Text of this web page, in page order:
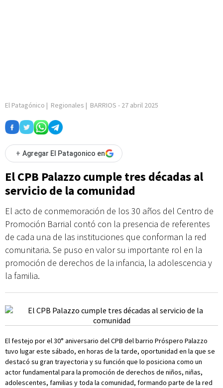
El Patagónico | Regionales | BARRIOS - 27 abril 2025
+ Agregar El Patagonico en
El CPB Palazzo cumple tres décadas al
servicio de la comunidad
El acto de conmemoración de los 30 años del Centro de
Promoción Barrial contó con la presencia de referentes
de cada una de las instituciones que conforman la red
comunitaria. Se puso en valor su importante rol en la
promoción de derechos de la infancia, la adolescencia y
la familia.
El festejo por el 30° aniversario del CPB del barrio Próspero Palazzo
tuvo lugar este sábado, en horas de la tarde, oportunidad en la que se
destacó su gran trayectoria y su función que lo posiciona como un
actor fundamental para la promoción de derechos de niños, niñas,
adolescentes, familias y toda la comunidad, formando parte de la red